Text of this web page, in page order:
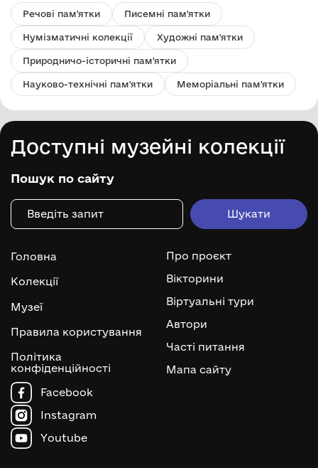
Речові пам'ятки Писемні пам'ятки
Нумізматичні колекції Художні пам'ятки
Природничо-історичні пам'ятки
Науково-технічні пам'ятки Меморіальні пам'ятки
Доступні музейні колекції
Пошук по сайту
Головна
Колекції
Музеї
Правила користування
Політика
конфіденційності
Про проєкт
Вікторини
Віртуальні тури
Автори
Часті питання
Мапа сайту
Facebook
Instagram
Youtube